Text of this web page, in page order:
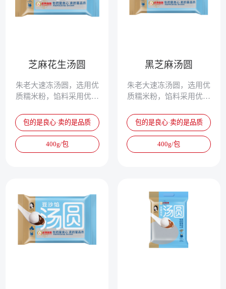
芝麻花生汤圆
朱老大速冻汤圆，选用优
质糯米粉，馅料采用优质
汤圆更加营养丰富，速冻
以后锁住了汤圆的营养成
分，食用更加便捷。中医
历来将汤圆视为可补虚、
包的是良心·卖的是品质
400g/包
黑芝麻汤圆
朱老大速冻汤圆，选用优
质糯米粉，馅料采用优质
汤圆更加营养丰富，速冻
以后锁住了汤圆的营养成
分，食用更加便捷。中医
历来将汤圆视为可补虚、
包的是良心·卖的是品质
400g/包